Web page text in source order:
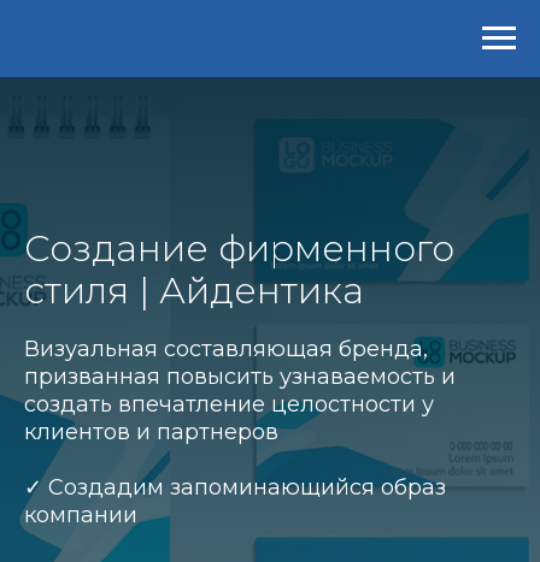
Создание фирменного
стиля | Айдентика
Визуальная составляющая бренда,
призванная повысить узнаваемость и
создать впечатление целостности у
клиентов и партнеров
✓ Создадим запоминающийся образ
компании